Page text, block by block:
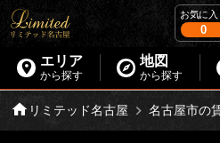
お気に入
0
エリア
から探す
地図
から探す
リミテッド名古屋 名古屋市の